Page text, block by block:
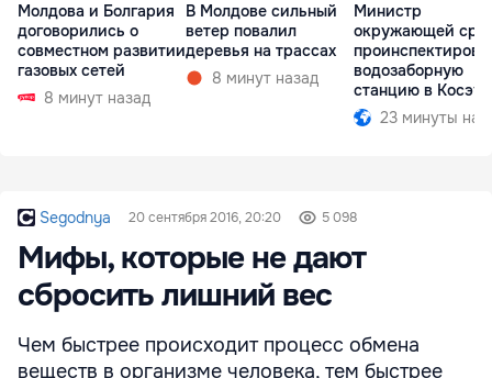
Молдова и Болгария
договорились о
совместном развитии
газовых сетей
8 минут назад
В Молдове сильный
ветер повалил
деревья на трассах
8 минут назад
Министр
окружающей
водозаборную
станцию в
23 минуты
Segodnya 20 сентября 2016, 20:20 5 098
Мифы, которые не дают
сбросить лишний вес
Чем быстрее происходит процесс обмена
веществ в организме человека, тем быстрее